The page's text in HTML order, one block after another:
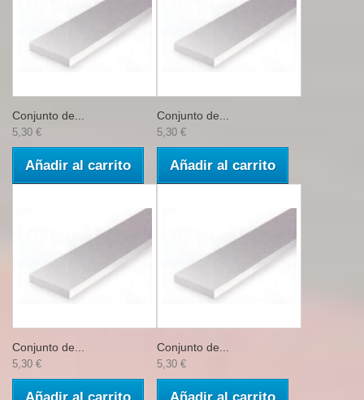
Conjunto de...
5,30 €
Añadir al carrito
Conjunto de...
5,30 €
Añadir al carrito
Conjunto de...
5,30 €
Conjunto de...
5,30 €